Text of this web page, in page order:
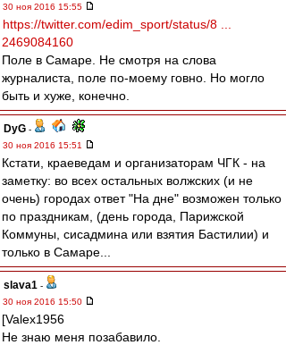
30 ноя 2016 15:55
https://twitter.com/edim_sport/status/8 ...
2469084160
Поле в Самаре. Не смотря на слова
журналиста, поле по-моему говно. Но могло
быть и хуже, конечно.
DyG -
30 ноя 2016 15:51
Кстати, краеведам и организаторам ЧГК - на
заметку: во всех остальных волжских (и не
очень) городах ответ "На дне" возможен только
по праздникам, (день города, Парижской
Коммуны, сисадмина или взятия Бастилии) и
только в Самаре...
slava1 -
30 ноя 2016 15:50
[Valex1956
Не знаю меня позабавило.